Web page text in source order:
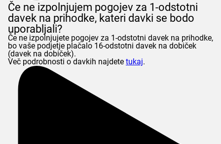
Če ne izpolnjujem pogojev za 1-odstotni
davek na prihodke, kateri davki se bodo
uporabljali?
Če ne izpolnjujete pogojev za 1-odstotni davek na prihodke,
bo vaše podjetje plačalo 16-odstotni davek na dobiček
(davek na dobiček).
Več podrobnosti o davkih najdete tukaj.